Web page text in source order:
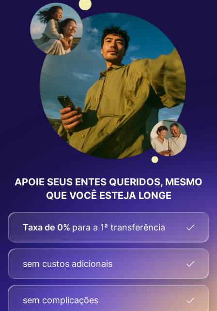
APOIE SEUS ENTES QUERIDOS, MESMO
QUE VOCÊ ESTEJA LONGE
Taxa de 0% para a 1ª transferência
sem custos adicionais
sem complicações